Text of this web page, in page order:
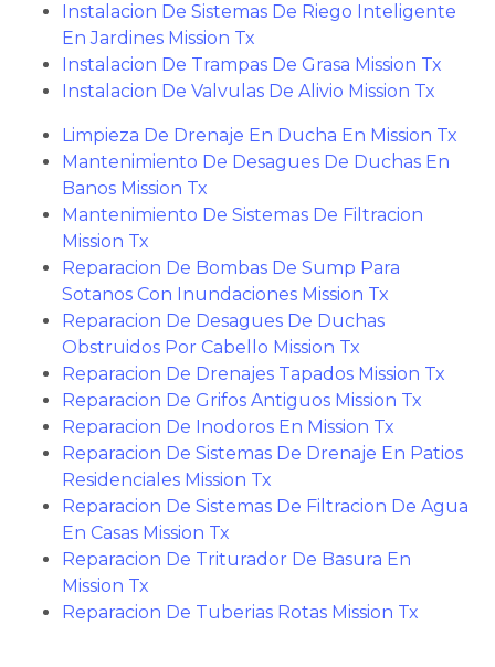
Instalacion De Sistemas De Riego Inteligente
En Jardines Mission Tx
Instalacion De Trampas De Grasa Mission Tx
Instalacion De Valvulas De Alivio Mission Tx
Limpieza De Drenaje En Ducha En Mission Tx
Mantenimiento De Desagues De Duchas En
Banos Mission Tx
Mantenimiento De Sistemas De Filtracion
Mission Tx
Reparacion De Bombas De Sump Para
Sotanos Con Inundaciones Mission Tx
Reparacion De Desagues De Duchas
Obstruidos Por Cabello Mission Tx
Reparacion De Drenajes Tapados Mission Tx
Reparacion De Grifos Antiguos Mission Tx
Reparacion De Inodoros En Mission Tx
Reparacion De Sistemas De Drenaje En Patios
Residenciales Mission Tx
Reparacion De Sistemas De Filtracion De Agua
En Casas Mission Tx
Reparacion De Triturador De Basura En
Mission Tx
Reparacion De Tuberias Rotas Mission Tx